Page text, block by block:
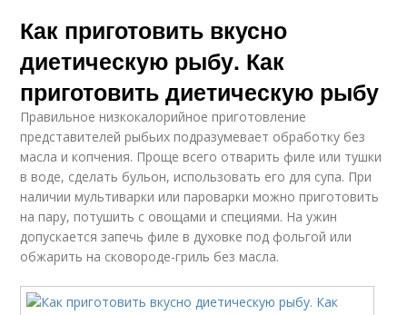
Вкусная рыба Рыба в мультиварке
Рыба с овощами Отварная рыба
Нежирная рыба Рыба для похудения
Как приготовить вкусно
диетическую рыбу. Как
приготовить диетическую рыбу
Правильное низкокалорийное приготовление
представителей рыбьих подразумевает обработку без
масла и копчения. Проще всего отварить филе или тушки
в воде, сделать бульон, использовать его для супа. При
наличии мультиварки или пароварки можно приготовить
на пару, потушить с овощами и специями. На ужин
допускается запечь филе в духовке под фольгой или
обжарить на сковороде-гриль без масла.